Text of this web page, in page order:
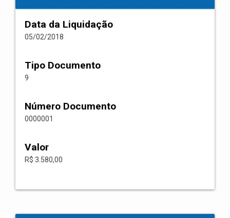
Data da Liquidação
05/02/2018
Tipo Documento
9
Número Documento
0000001
Valor
R$ 3.580,00